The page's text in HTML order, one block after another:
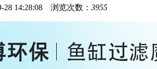
28 14:28:08 浏览次数： 3955